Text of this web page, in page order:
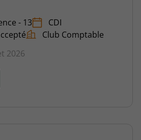
- 13
CDI
Club Comptable
2026